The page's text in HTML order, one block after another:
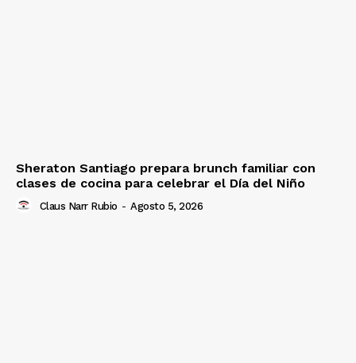
Sheraton Santiago prepara brunch familiar con
clases de cocina para celebrar el Día del Niño
Claus Narr Rubio - Agosto 5, 2026